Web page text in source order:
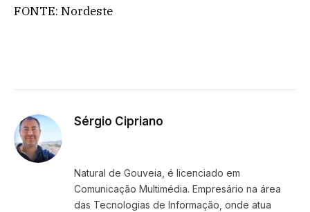
FONTE: Nordeste
Sérgio Cipriano
Natural de Gouveia, é licenciado em
Comunicação Multimédia. Empresário na área
das Tecnologias de Informação, onde atua